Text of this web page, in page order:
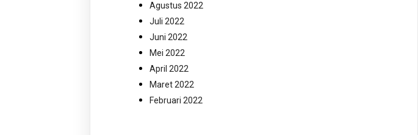
Agustus 2022
Juli 2022
Juni 2022
Mei 2022
April 2022
Maret 2022
Februari 2022